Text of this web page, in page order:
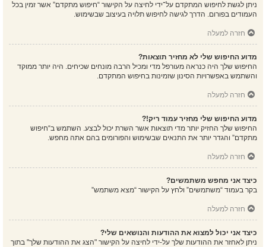
ניתן לגשת לחיפוש המתקדם על־ידי לחיצה על הקישור “חיפוש מתקדם” אשר זמין בכל
העמודים בפורום. הדרך לגישה לחיפוש תלויה בעיצוב שבשימוש.
חזרה למעלה
מדוע החיפוש שלי לא מחזיר תוצאות?
החיפוש שלך היה כנראה מעורפל מדי ומכיל הרבה מונחים שכיחים. היה יותר ממוקד
והשתמש באפשרויות הסינון שזמינות בחיפוש המתקדם.
חזרה למעלה
מדוע החיפוש שלי מחזיר עמוד ריק!?
החיפוש שלך החזיק יותר מדי תוצאות אשר השרת יכול לבצע. השתמש ב“חיפוש
מתקדם” והגדר יותר את התנאים שבשימוש והפורומים בהם אתה מחפש.
חזרה למעלה
כיצד אני מחפש משתמשים?
בקר בעמוד “משתמשים” ולחץ על הקישור “מצא משתמש”
חזרה למעלה
כיצד אני יכול למצוא את ההודעות והנושאים שלי?
ניתן לאחזר את ההודעות שלך על-ידי לחיצה על הקישור "הצג את ההודעות שלך" בתוך